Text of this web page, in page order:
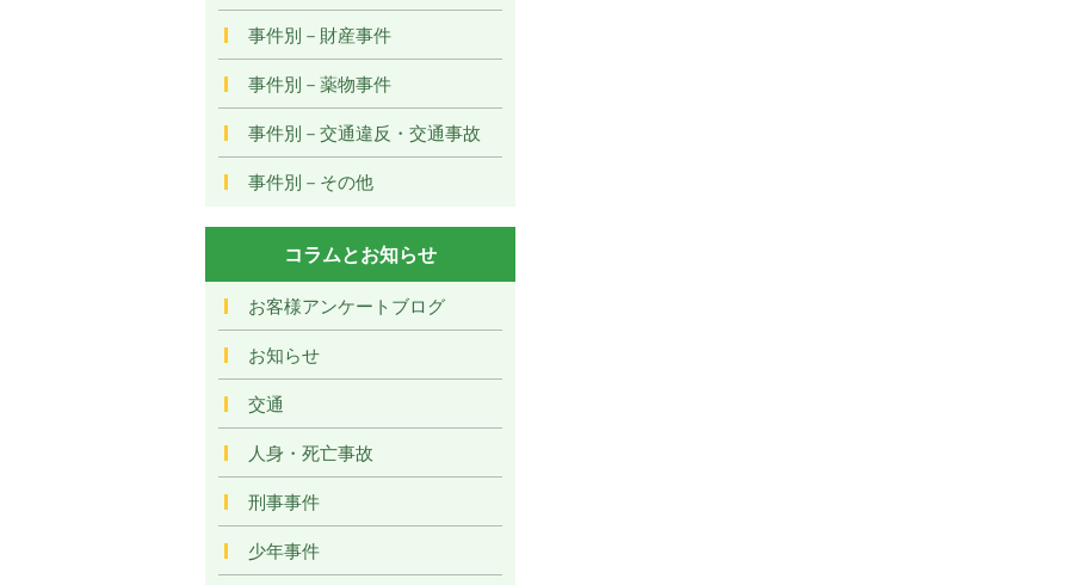
事件別－財産事件
事件別－薬物事件
事件別－交通違反・交通事故
事件別－その他
コラムとお知らせ
お客様アンケートブログ
お知らせ
交通
人身・死亡事故
刑事事件
少年事件